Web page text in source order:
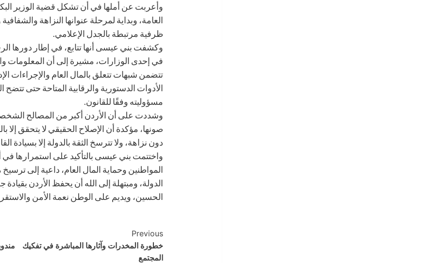
وأعربت عن أملها في أن تشكل قضية الوزير
العامة، وبداية لمرحلة عنوانها النزاهة
ظرفية مرتبطة بالجدل الإعلامي.
وكشفت بني عيسى أنها تتابع، في إطار دورها
في إحدى الوزارات، مشيرة إلى أن المعلومات
تتضمن شبهات تتعلق بالمال العام والإجراءات
الأدوات الدستورية والرقابية المتاحة حتى
مسؤوليته وفقًا للقانون.
وشددت على أن الأردن أكبر من المصالح
صونها، مؤكدة أن الإصلاح الحقيقي لا يتحقق إلا
دون نزاهة، ولا تترسخ الثقة بالدولة إلا بسيادة
واختتمت بني عيسى بالتأكيد على استمرارها في
المواطنين وحماية المال العام، داعية إلى
الدولة، ومبتهلة إلى الله أن يحفظ الأردن بقيادة
الحسين، ويديم على الوطن نعمة الأمن
Post
Navigation
Previous
خطورة المخدرات وآثارها المباشرة في تفكيك
المجتمع